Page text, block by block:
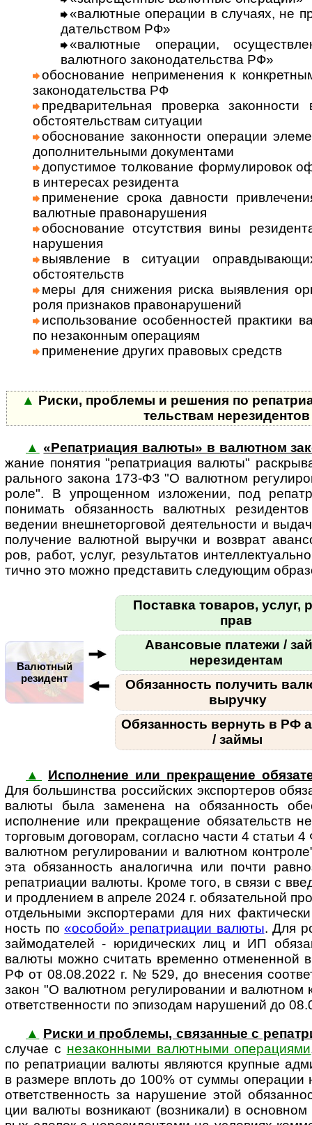
«валют­ные опе­ра­ции в слу­чаях, не
да­тель­ст­вом РФ»
«валют­ные опе­ра­ции,
валют­ного зако­но­да­тель­ства РФ»
обосно­ва­ние непри­мене­ния к
законо­да­тель­ства РФ
пред­ва­ритель­ная про­верка
обсто­я­тель­ст­вам ситу­ации
обосно­вание закон­ности опера­ции
допол­нитель­ными доку­мен­тами
допус­тимое толко­вание формули­ровок
в инте­ресах рези­дента
приме­нение срока дав­ности
валют­ные право­нару­шения
обосно­вание отсут­ствия вины
нару­шения
выяв­ление в ситу­ации
обсто­ятельств
меры для сниже­ния риска выяв­ления
роля при­зна­ков право­нару­шений
исполь­зова­ние особен­ностей прак­тики
по неза­кон­ным опе­ра­циям
при­менение других пра­во­вых средств
▲ Риски, проблемы и решения по
тель­ствам
▲ «Репатриация валюты» в валютном
жа­ние по­ня­тия "ре­пат­ри­а­ция ва­лю­ты"
раль­ного закона 173-ФЗ "О валют­ном
роле". В упро­щен­ном изло­же­нии, под
пони­мать обя­зан­ность валют­ных
веде­нии внеш­не­тор­го­вой дея­тель­но­сти и
полу­че­ние валют­ной выручки и возв­рат
ров, работ, услуг, резуль­та­тов
ти­чно это можно пред­ста­вить сле­ду­ющим
Валютный
резидент
Поставка товаров, услуг,
прав
Авансовые платежи /
нерезидентам
Обязанность получить
выручку
Обязанность вернуть в РФ
/ займы
▲
Исполнение или прекращение
Для боль­шин­ства рос­сий­ских экс­пор­те­ров
валюты была заме­нена на обя­зан­ность
испол­не­ние или прекра­ще­ние обя­за­тельств
тор­го­вым дого­во­рам, согла­сно части 4 ста­тьи
валют­ном регу­ли­ро­ва­нии и валют­ном
эта обя­зан­ность анало­гична или почти
репа­триа­ции валюты. Кроме того, в связи с
и про­дле­нием в апреле 2024 г. обя­за­тель­ной
отдель­ными экс­пор­те­рами для них
ность по«осо­бой» репат­ри­а­ции валюты. Для
займо­да­телей - юриди­чес­ких лиц и ИП
валюты можно счи­тать вре­менно отме­нен­ной
РФ от 08.08.2022 г. № 529, до вне­се­ния
закон "О валют­ном регу­ли­ро­ва­нии и валют­ном
ответ­ст­вен­ности по эпи­зо­дам нару­ше­ний до
▲ Риски и проб­лемы, свя­зан­ные с
случае с неза­кон­ными валют­ными опе­ра­ци­ями
по репат­риа­ции валюты являю­тся круп­ные
в раз­мере вплоть до 100% от суммы
ответ­ствен­ность за нару­ше­ние этой
ции валюты возни­кают (воз­ни­кали) в